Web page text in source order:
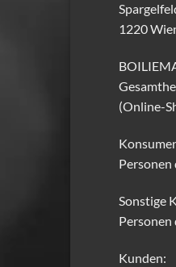
1220
(Online-
Personen
Sonstige
Personen
Kunden: